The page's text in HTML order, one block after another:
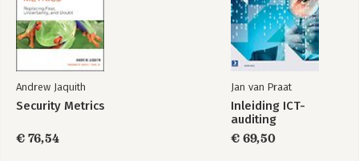
Andrew Jaquith
Security Metrics
€ 76,54
Jan van Praat
Inleiding ICT-
auditing
€ 69,50